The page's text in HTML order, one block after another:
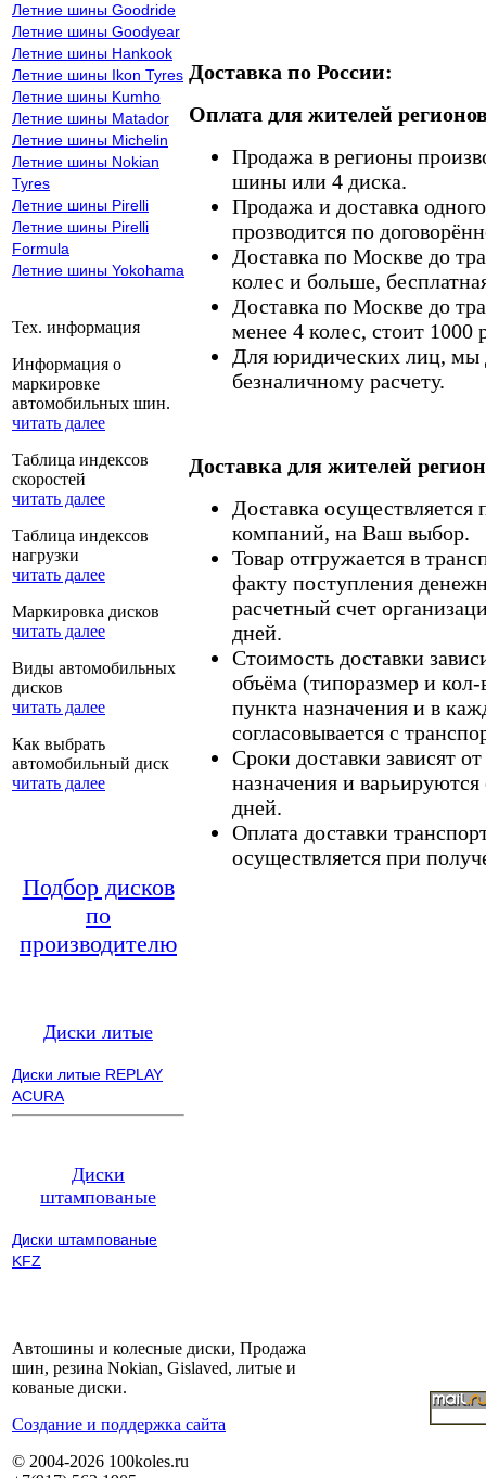
Летние шины Goodride
Летние шины Goodyear
Летние шины Hankook
Летние шины Ikon Tyres
Летние шины Kumho
Летние шины Matador
Летние шины Michelin
Летние шины Nokian
Tyres
Летние шины Pirelli
Летние шины Pirelli
Formula
Летние шины Yokohama
Тех. информация
Информация о
маркировке
автомобильных шин.
читать далее
Таблица индексов
скоростей
читать далее
Таблица индексов
нагрузки
читать далее
Маркировка дисков
читать далее
Виды автомобильных
дисков
читать далее
Как выбрать
автомобильный диск
читать далее
Подбор дисков
по
производителю
Диски литые
Диски литые REPLAY
ACURA
Диски
штампованые
Диски штампованые
KFZ
Доставка по России:
Оплата для жителей
Продажа в регионы
шины или 4 диска.
Продажа и доставка
прозводится по
Доставка по Москве до
колес и больше,
Доставка по Москве до
менее 4 колес, стоит 1000
Для юридических лиц, мы
безналичному расчету.
Доставка для жителей
Доставка
компаний, на Ваш выбор.
Товар отгружается в
факту поступления
расчетный счет
дней.
Стоимость доставки
объёма (типоразмер и кол-
пункта назначения и в
согласовывается с
Сроки доставки зависят
назначения и
дней.
Оплата доставки
осуществляется при
Автошины и колесные диски, Продажа
шин, резина Nokian, Gislaved, литые и
кованые диски.
Cоздание и поддержка сайта
© 2004-2026 100koles.ru